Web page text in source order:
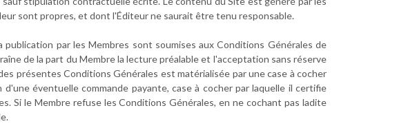
sont propres, et dont l'Éditeur ne saurait être tenu responsable.
par les Membres sont soumises aux Conditions Générales de
de la part du Membre la lecture préalable et l'acceptation sans réserve
présentes Conditions Générales est matérialisée par une case à cocher
éventuelle commande payante, case à cocher par laquelle il certifie
Si le Membre refuse les Conditions Générales, en ne cochant pas ladite